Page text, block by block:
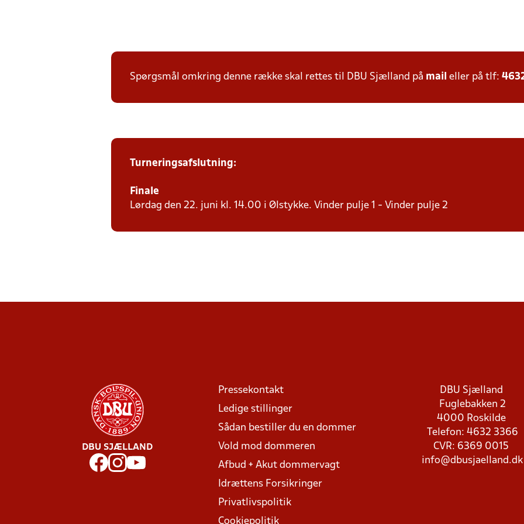
Spørgsmål omkring denne række skal rettes til DBU Sjælland på mail eller på tlf:
Turneringsafslutning:
Finale
Lørdag den 22. juni kl. 14.00 i Ølstykke. Vinder pulje 1 - Vinder pulje 2
DBU SJÆLLAND
Pressekontakt
Ledige stillinger
Sådan bestiller du en dommer
Vold mod dommeren
Afbud + Akut dommervagt
Idrættens Forsikringer
Privatlivspolitik
Cookiepolitik
DBU Sjælland
Fuglebakken 2
4000 Roskilde
Telefon: 4632 3366
CVR: 6369 0015
info@dbusjaelland.dk